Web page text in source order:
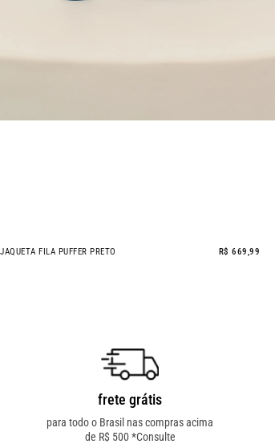
JAQUETA FILA PUFFER PRETO R$ 669,99
frete grátis
para todo o Brasil nas compras acima
de R$ 500 *Consulte